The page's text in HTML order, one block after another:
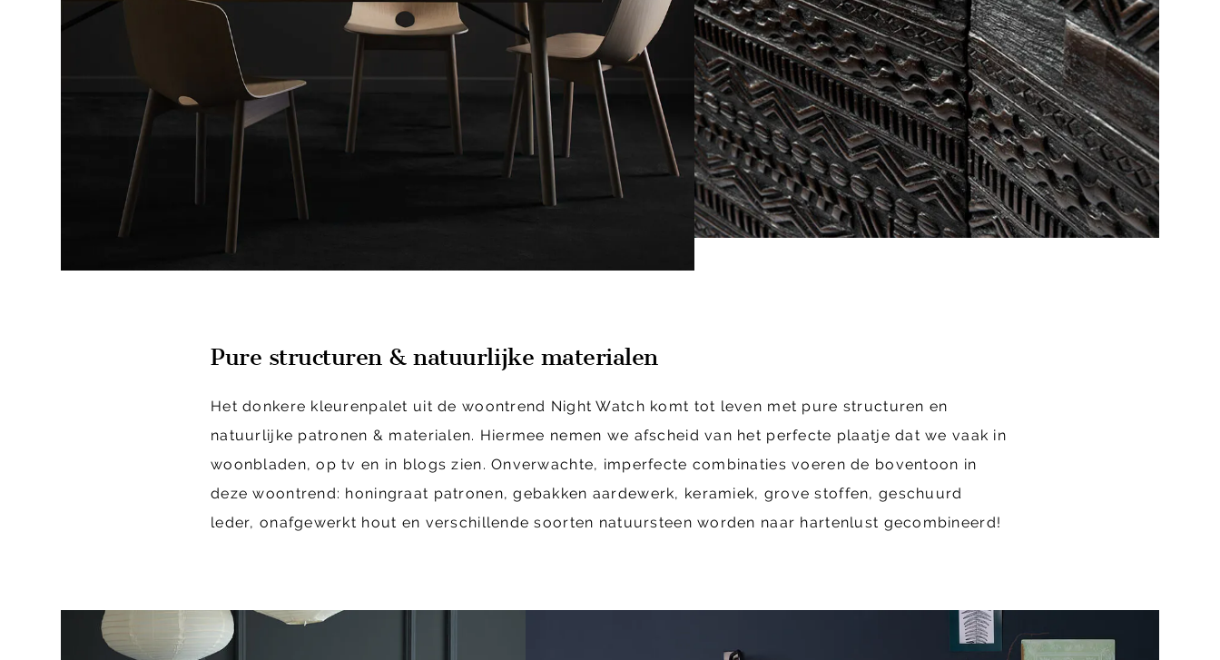
Pure structuren & natuurlijke materialen
Het donkere kleurenpalet uit de woontrend Night Watch komt tot leven met pure structuren en
natuurlijke patronen & materialen. Hiermee nemen we afscheid van het perfecte plaatje dat we vaak in
woonbladen, op tv en in blogs zien. Onverwachte, imperfecte combinaties voeren de boventoon in
deze woontrend: honingraat patronen, gebakken aardewerk, keramiek, grove stoffen, geschuurd
leder, onafgewerkt hout en verschillende soorten natuursteen worden naar hartenlust gecombineerd!